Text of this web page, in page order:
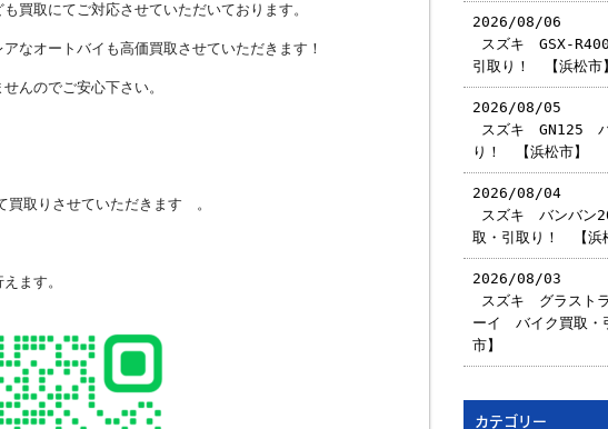
買取にてご対応させていただいております。
なオートバイも高価買取させていただきます！
んのでご安心下さい。
買取りさせていただきます 。
ます。
2026/08/06
￼スズキ GSX-
引取り！ 【浜松市】
2026/08/05
￼スズキ GN125
り！ 【浜松市】
2026/08/04
￼スズキ バンバン
取・引取り！ 【浜
2026/08/03
￼スズキ グラスト
ーイ バイク買取
市】
カテゴリー